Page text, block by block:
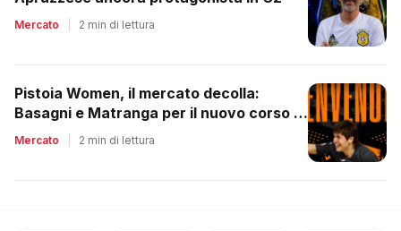
Mercato 2 min di lettura
Pistoia Women, il mercato decolla:
Basagni e Matranga per il nuovo corso di
Nico Lami
Mercato 2 min di lettura